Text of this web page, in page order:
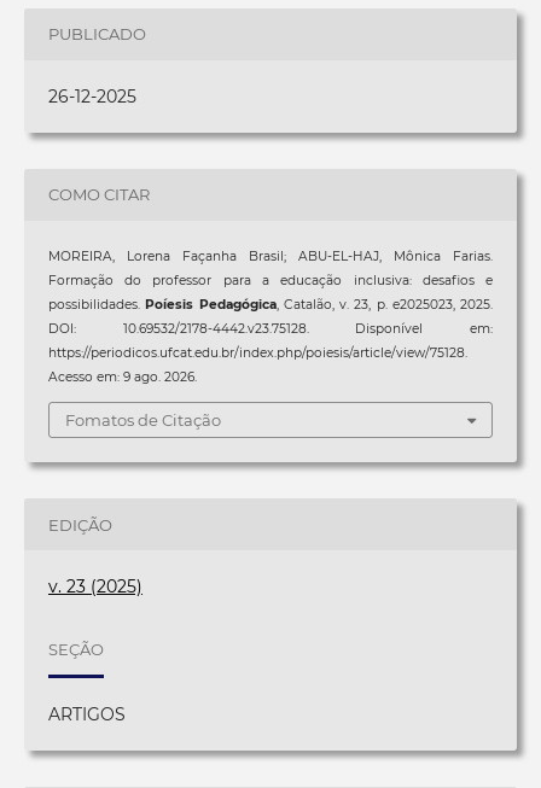
PUBLICADO
26-12-2025
COMO CITAR
MOREIRA, Lorena Façanha Brasil; ABU-EL-HAJ, Mônica Farias.
Formação do professor para a educação inclusiva: desafios e
possibilidades.Poíesis Pedagógica, Catalão, v. 23, p. e2025023, 2025.
DOI: 10.69532/2178-4442.v23.75128. Disponível em:
https://periodicos.ufcat.edu.br/index.php/poiesis/article/view/75128.
Acesso em: 9 ago. 2026.
Fomatos de Citação
EDIÇÃO
v. 23 (2025)
SEÇÃO
ARTIGOS